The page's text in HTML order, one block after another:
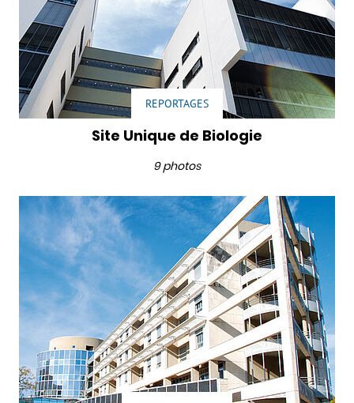
REPORTAGES
Site Unique de Biologie
9 photos